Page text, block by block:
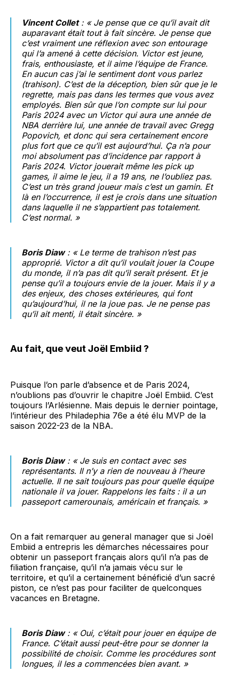
Vincent Collet: « Je pense que ce qu’il avait dit
auparavant était tout à fait sincère. Je pense que
c’est vraiment une réflexion avec son entourage
qui l’a amené à cette décision. Victor est jeune,
frais, enthousiaste, et il aime l’équipe de France.
En aucun cas j’ai le sentiment dont vous parlez
(trahison). C’est de la déception, bien sûr que je le
regrette, mais pas dans les termes que vous avez
employés. Bien sûr que l’on compte sur lui pour
Paris 2024 avec un Victor qui aura une année de
NBA derrière lui, une année de travail avec Gregg
Popovich, et donc qui sera certainement encore
plus fort que ce qu’il est aujourd’hui. Ça n’a pour
moi absolument pas d’incidence par rapport à
Paris 2024. Victor jouerait même les pick up
games, il aime le jeu, il a 19 ans, ne l’oubliez pas.
C’est un très grand joueur mais c’est un gamin. Et
là en l’occurrence, il est je crois dans une situation
dans laquelle il ne s’appartient pas totalement.
C’est normal. »
Boris Diaw: « Le terme de trahison n’est pas
approprié. Victor a dit qu’il voulait jouer la Coupe
du monde, il n’a pas dit qu’il serait présent. Et je
pense qu’il a toujours envie de la jouer. Mais il y a
des enjeux, des choses extérieures, qui font
qu’aujourd’hui, il ne la joue pas. Je ne pense pas
qu’il ait menti, il était sincère. »
Au fait, que veut Joël Embiid ?
Puisque l’on parle d’absence et de Paris 2024,
n’oublions pas d’ouvrir le chapitre Joël Embiid. C’est
toujours l’Arlésienne. Mais depuis le dernier pointage,
l’intérieur des Philadephia 76e a été élu MVP de la
saison 2022-23 de la NBA.
Boris Diaw: « Je suis en contact avec ses
représentants. Il n’y a rien de nouveau à l’heure
actuelle. Il ne sait toujours pas pour quelle équipe
nationale il va jouer. Rappelons les faits : il a un
passeport camerounais, américain et français. »
On a fait remarquer au general manager que si Joël
Embiid a entrepris les démarches nécessaires pour
obtenir un passeport français alors qu’il n’a pas de
filiation française, qu’il n’a jamais vécu sur le
territoire, et qu’il a certainement bénéficié d’un sacré
piston, ce n’est pas pour faciliter de quelconques
vacances en Bretagne.
Boris Diaw: « Oui, c’était pour jouer en équipe de
France. C’était aussi peut-être pour se donner la
possibilité de choisir. Comme les procédures sont
longues, il les a commencées bien avant. »